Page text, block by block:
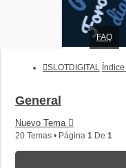
FAQ
SLOTDIGITAL
General
Nuevo Tema
20 Temas • Página 1 De 1